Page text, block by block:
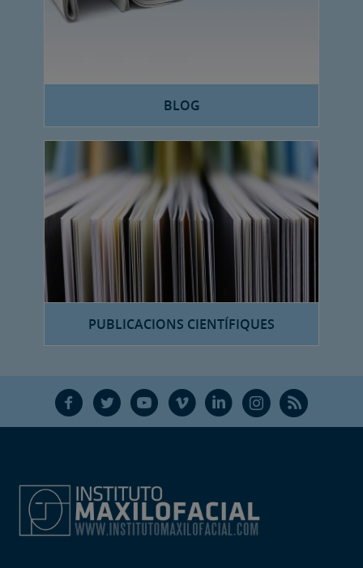
BLOG
PUBLICACIONS CIENTÍFIQUES
F T Y V L Ñ R